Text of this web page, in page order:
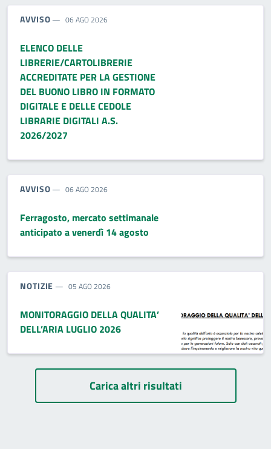
TIPO NOTIZIA:
AVVISO 06 AGO 2026
ELENCO DELLE
LIBRERIE/CARTOLIBRERIE
ACCREDITATE PER LA GESTIONE
DEL BUONO LIBRO IN FORMATO
DIGITALE E DELLE CEDOLE
LIBRARIE DIGITALI A.S.
2026/2027
TIPO NOTIZIA:
AVVISO 06 AGO 2026
Ferragosto, mercato settimanale
anticipato a venerdì 14 agosto
TIPO NOTIZIA:
NOTIZIE 05 AGO 2026
MONITORAGGIO DELLA QUALITA’
DELL’ARIA LUGLIO 2026
PaginazioneCarica altri risultati